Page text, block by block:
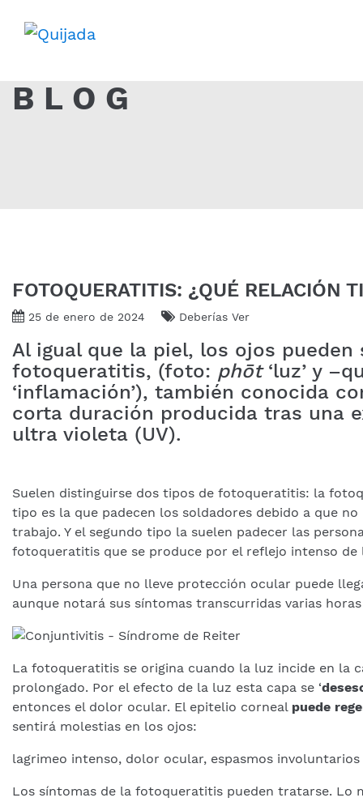
BLOG
FOTOQUERATITIS: ¿QUÉ RELACIÓN
25 de enero de 2024 Deberías Ver
Al igual que la piel, los ojos
fotoqueratitis, (foto: phōt ‘luz’ y
‘inflamación’), también conocida
corta duración producida tras una
ultra violeta (UV).
Suelen distinguirse dos tipos de fotoqueratitis: la
tipo es la que padecen los soldadores debido a que
trabajo. Y el segundo tipo la suelen padecer las
fotoqueratitis que se produce por el reflejo intenso de
Una persona que no lleve protección ocular puede
aunque notará sus síntomas transcurridas varias
La fotoqueratitis se origina cuando la luz incide en la
prolongado. Por el efecto de la luz esta capa se ‘
entonces el dolor ocular. El epitelio corneal puede
sentirá molestias en los ojos:
lagrimeo intenso, dolor ocular, espasmos
Los síntomas de la fotoqueratitis pueden tratarse. Lo